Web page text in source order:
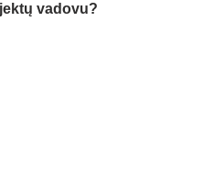
vadovu?